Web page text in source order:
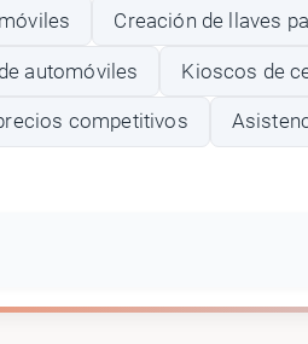
Creación de llaves
automóviles Kioscos de
competitivos